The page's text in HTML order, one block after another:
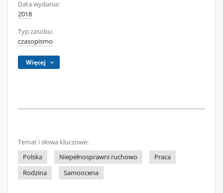
Data wydania:
2018
Typ zasobu:
czasopismo
Więcej
Temat i słowa kluczowe:
Polska
Niepełnosprawni ruchowo
Praca
Rodzina
Samoocena